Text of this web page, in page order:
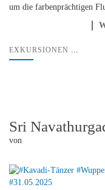
um die farbenprächtigen
EXKURSIONEN ...
Sri
von